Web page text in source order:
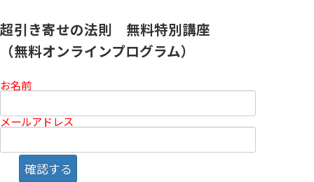
超引き寄せの法則 無料特別講座
（無料オンラインプログラム）
お名前
メールアドレス